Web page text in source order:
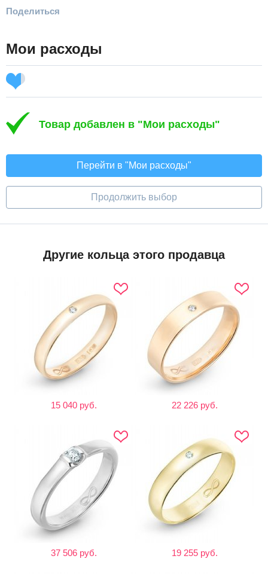
Поделиться
Мои расходы
Товар добавлен в "Мои расходы"
Перейти в "Мои расходы"
Продолжить выбор
Другие кольца этого продавца
15 040 руб. 22 226 руб.
37 506 руб. 19 255 руб.